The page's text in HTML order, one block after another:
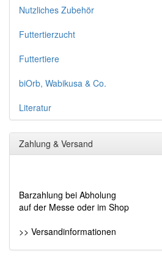
Nutzliches Zubehör
Futtertierzucht
Futtertiere
biOrb, Wabikusa & Co.
Literatur
Zahlung & Versand
Barzahlung bei Abholung
auf der Messe oder im Shop
>> Versandinformationen